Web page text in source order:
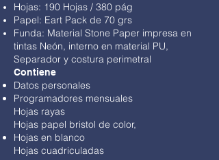
Hojas: 190 Hojas / 380 pág
Papel: Eart Pack de 70 grs
Funda: Material Stone Paper impresa en
tintas Neón, interno en material PU,
Separador y costura perimetral
Contiene
Datos personales
Programadores mensuales
Hojas rayas
Hojas papel bristol de color,
Hojas en blanco
Hojas cuadriculadas